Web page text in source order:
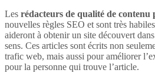
Les rédacteurs de qualité de contenu
nouvelles règles SEO et sont très
aideront à obtenir un site découvert
sens. Ces articles sont écrits non
trafic web, mais aussi pour améliorer
pour la personne qui trouve l’article.